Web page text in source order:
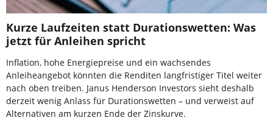
Kurze Laufzeiten statt Durationswetten: Was
jetzt für Anleihen spricht
Inflation, hohe Energiepreise und ein wachsendes
Anleiheangebot könnten die Renditen langfristiger Titel weiter
nach oben treiben. Janus Henderson Investors sieht deshalb
derzeit wenig Anlass für Durationswetten – und verweist auf
Alternativen am kurzen Ende der Zinskurve.